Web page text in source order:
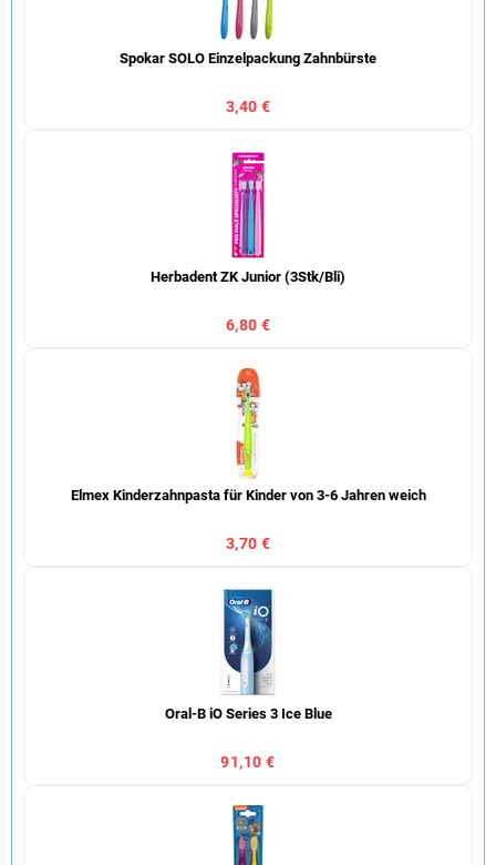
Spokar SOLO Einzelpackung Zahnbürste
3,40 €
Herbadent ZK Junior (3Stk/Bli)
6,80 €
Elmex Kinderzahnpasta für Kinder von 3-6 Jahren weich
3,70 €
Oral-B iO Series 3 Ice Blue
91,10 €